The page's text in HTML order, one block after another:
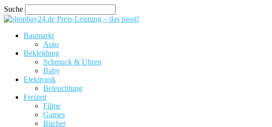
Suche
Preis-Leistung – das passt!
Baumarkt
Auto
Bekleidung
Schmuck & Uhren
Baby
Elektronik
Beleuchtung
Freizeit
Filme
Games
Bücher